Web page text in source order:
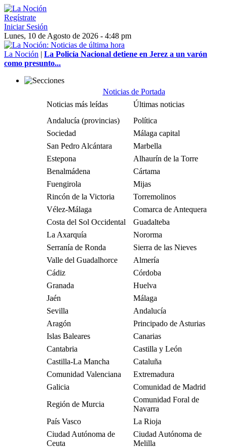
Regístrate
Iniciar Sesión
Lunes, 10 de Agosto de 2026 - 4:48 pm
La Noción | La Policía Nacional detiene en Jerez a un varón
como presunto...
Noticias de Portada
Noticias más leídas
Últimas noticias
Andalucía (provincias)
Política
Sociedad
Málaga capital
San Pedro Alcántara
Marbella
Estepona
Alhaurín de la Torre
Benalmádena
Cártama
Fuengirola
Mijas
Rincón de la Victoria
Torremolinos
Vélez-Málaga
Comarca de Antequera
Costa del Sol Occidental
Guadalteba
La Axarquía
Nororma
Serranía de Ronda
Sierra de las Nieves
Valle del Guadalhorce
Almería
Cádiz
Córdoba
Granada
Huelva
Jaén
Málaga
Sevilla
Andalucía
Aragón
Principado de Asturias
Islas Baleares
Canarias
Cantabria
Castilla y León
Castilla-La Mancha
Cataluña
Comunidad Valenciana
Extremadura
Galicia
Comunidad de Madrid
Región de Murcia
Comunidad Foral de
Navarra
País Vasco
La Rioja
Ciudad Autónoma de
Ceuta
Ciudad Autónoma de
Melilla